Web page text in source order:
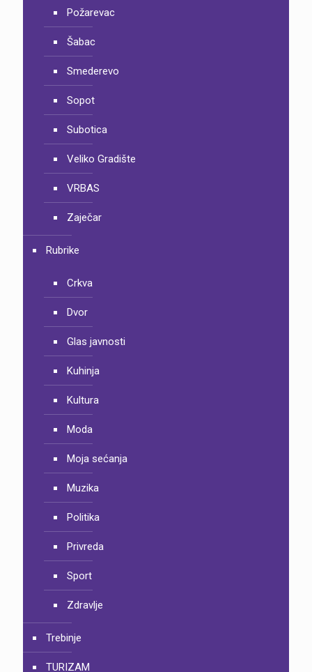
Požarevac
Šabac
Smederevo
Sopot
Subotica
Veliko Gradište
VRBAS
Zaječar
Rubrike
Crkva
Dvor
Glas javnosti
Kuhinja
Kultura
Moda
Moja sećanja
Muzika
Politika
Privreda
Sport
Zdravlje
Trebinje
TURIZAM